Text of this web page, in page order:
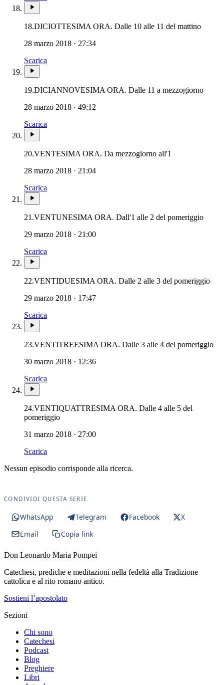
18.DICIOTTESIMA ORA. Dalle 10 alle 11 del mattino
28 marzo 2018 · 27:34
Scarica
19.DICIANNOVESIMA ORA. Dalle 11 a mezzogiorno
28 marzo 2018 · 49:12
Scarica
20.VENTESIMA ORA. Da mezzogiorno all'1
28 marzo 2018 · 21:04
Scarica
21.VENTUNESIMA ORA. Dall'1 alle 2 del pomeriggio
29 marzo 2018 · 21:00
Scarica
22.VENTIDUESIMA ORA. Dalle 2 alle 3 del pomeriggio
29 marzo 2018 · 17:47
Scarica
23.VENTITREESIMA ORA. Dalle 3 alle 4 del pomeriggio
30 marzo 2018 · 12:36
Scarica
24.VENTIQUATTRESIMA ORA. Dalle 4 alle 5 del
pomeriggio
31 marzo 2018 · 27:00
Scarica
Nessun episodio corrisponde alla ricerca.
CONDIVIDI QUESTA SERIE
WhatsApp Telegram Facebook
X
Email
Copia link
Don Leonardo Maria Pompei
Catechesi, prediche e meditazioni nella fedeltà alla Tradizione
cattolica e al rito romano antico.
Sostieni l’apostolato
Sezioni
Chi sono
Catechesi
Podcast
Blog
Preghiere
Libri